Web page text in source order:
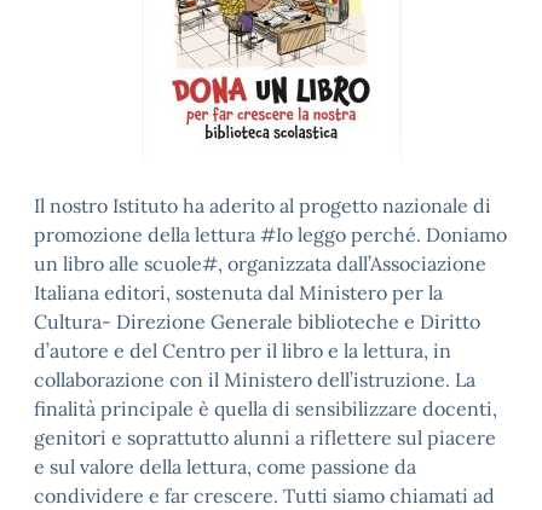
Il nostro Istituto ha aderito al progetto nazionale di
promozione della lettura #Io leggo perché. Doniamo
un libro alle scuole#, organizzata dall’Associazione
Italiana editori, sostenuta dal Ministero per la
Cultura- Direzione Generale biblioteche e Diritto
d’autore e del Centro per il libro e la lettura, in
collaborazione con il Ministero dell’istruzione. La
finalità principale è quella di sensibilizzare docenti,
genitori e soprattutto alunni a riflettere sul piacere
e sul valore della lettura, come passione da
condividere e far crescere. Tutti siamo chiamati ad